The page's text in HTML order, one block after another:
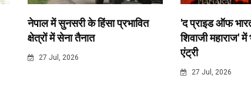
नेपाल में सुनसरी के हिंसा प्रभावित
क्षेत्रों में सेना तैनात
27 Jul, 2026
'द प्राइड ऑफ
शिवाजी महाराज'
एंट्री
27 Jul, 2026